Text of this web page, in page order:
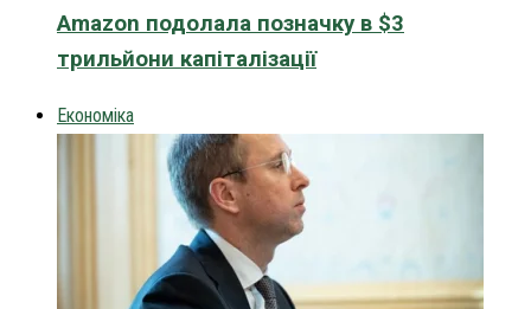
Amazon подолала позначку в $3
трильйони капіталізації
Економіка